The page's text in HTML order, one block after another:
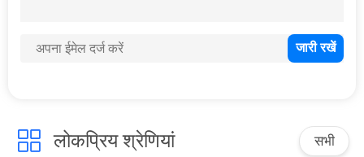
लोकप्रिय श्रेणियां सभी